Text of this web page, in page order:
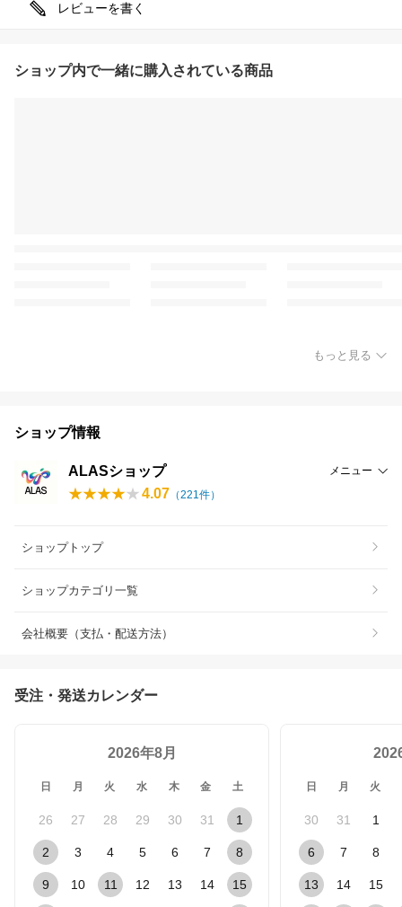
レビューを書く
ショップ内で一緒に購入されている商品
もっと見る
ショップ情報
ALASショップ メニュー
4.07 （221 件）
ショップトップ
ショップカテゴリ一覧
会社概要（支払・配送方法）
受注・発送カレンダー
2026年8月
日 月 火 水 木 金 土
26 27 28 29 30 31 1
2 3 4 5 6 7 8
9 10 11 12 13 14 15
日 月 火
30 31 1
6 7 8
13 14 15